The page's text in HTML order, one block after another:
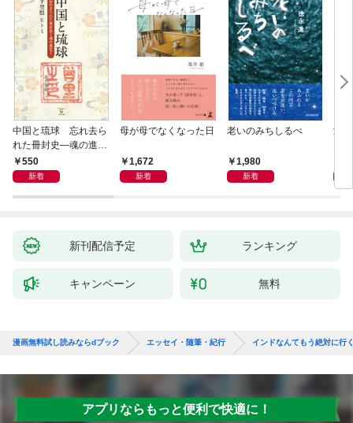
中国と琉球 忘れ去ら
れた冊封史―魂の進化
―550
新着
母が母でなくなった日
1,672
新着
老いのみちしるべ
1,980
新着
激
新刊配信予定 ランキング
キャンペーン 無料
漫画無料試し読みならdブック エッセイ・随筆・紀行 インドなんてもう絶対に
アプリならもっと便利で快適に！